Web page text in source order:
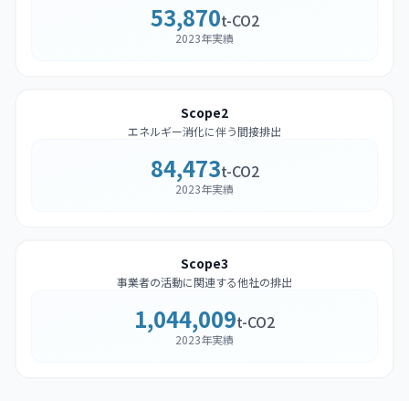
53,870t-CO2
2023年実績
Scope2
エネルギー消化に伴う間接排出
84,473t-CO2
2023年実績
Scope3
事業者の活動に関連する他社の排出
1,044,009t-CO2
2023年実績